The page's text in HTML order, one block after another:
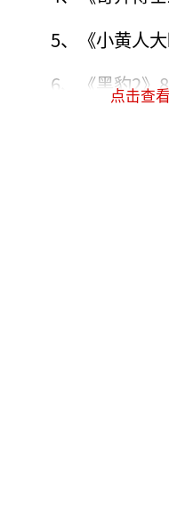
5、《小黄人
6、《黑豹2》
点击查